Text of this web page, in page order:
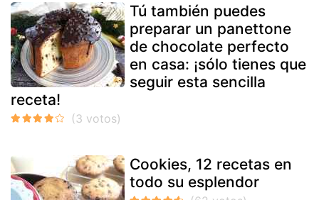
Tú también puedes
preparar un panettone
de chocolate perfecto
en casa: ¡sólo tienes que
seguir esta sencilla
receta!
Cookies, 12 recetas en
todo su esplendor